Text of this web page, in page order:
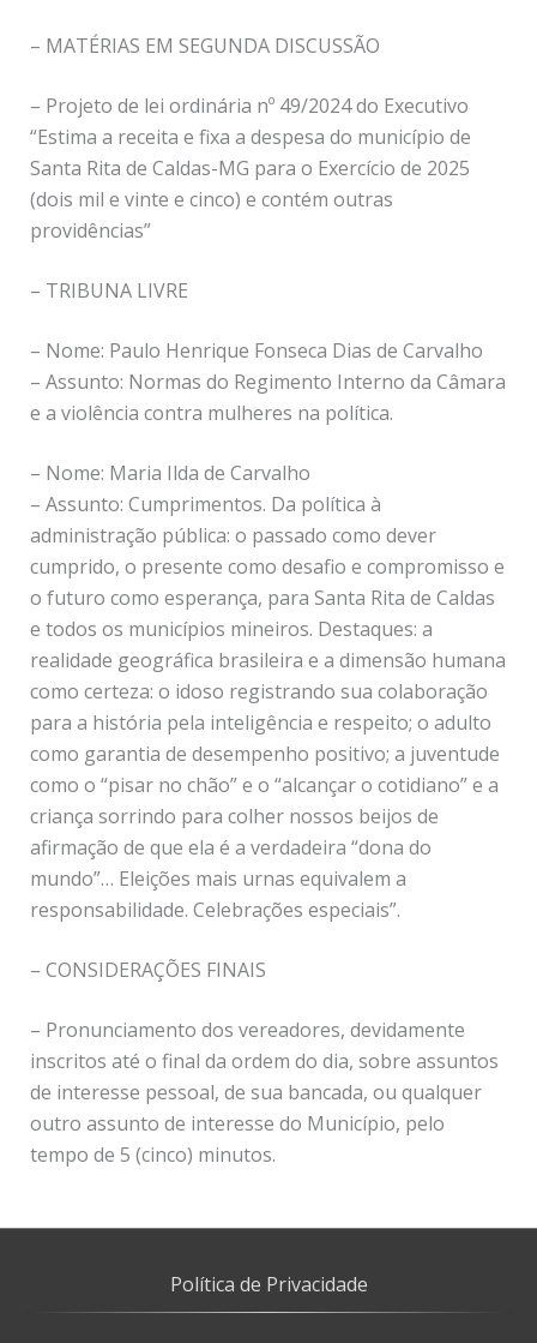
– MATÉRIAS EM SEGUNDA DISCUSSÃO
– Projeto de lei ordinária nº 49/2024 do Executivo
“Estima a receita e fixa a despesa do município de
Santa Rita de Caldas-MG para o Exercício de 2025
(dois mil e vinte e cinco) e contém outras
providências”
– TRIBUNA LIVRE
– Nome: Paulo Henrique Fonseca Dias de Carvalho
– Assunto: Normas do Regimento Interno da Câmara
e a violência contra mulheres na política.
– Nome: Maria Ilda de Carvalho
– Assunto: Cumprimentos. Da política à
administração pública: o passado como dever
cumprido, o presente como desafio e compromisso e
o futuro como esperança, para Santa Rita de Caldas
e todos os municípios mineiros. Destaques: a
realidade geográfica brasileira e a dimensão humana
como certeza: o idoso registrando sua colaboração
para a história pela inteligência e respeito; o adulto
como garantia de desempenho positivo; a juventude
como o “pisar no chão” e o “alcançar o cotidiano” e a
criança sorrindo para colher nossos beijos de
afirmação de que ela é a verdadeira “dona do
mundo”… Eleições mais urnas equivalem a
responsabilidade. Celebrações especiais”.
– CONSIDERAÇÕES FINAIS
– Pronunciamento dos vereadores, devidamente
inscritos até o final da ordem do dia, sobre assuntos
de interesse pessoal, de sua bancada, ou qualquer
outro assunto de interesse do Município, pelo
tempo de 5 (cinco) minutos.
Política de Privacidade